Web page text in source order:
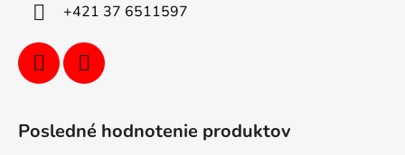
+421 37 6511597
Posledné hodnotenie produktov